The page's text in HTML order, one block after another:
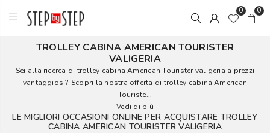
0 0
TROLLEY CABINA AMERICAN TOURISTER
VALIGERIA
Sei alla ricerca di trolley cabina American Tourister valigeria a prezzi
vantaggiosi? Scopri la nostra offerta di trolley cabina American
Touriste...
Vedi di più
LE MIGLIORI OCCASIONI ONLINE PER ACQUISTARE TROLLEY
CABINA AMERICAN TOURISTER VALIGERIA